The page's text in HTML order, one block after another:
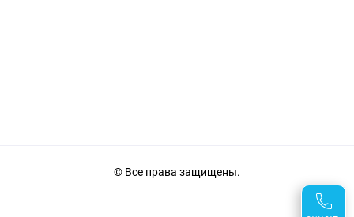
© Все права защищены.